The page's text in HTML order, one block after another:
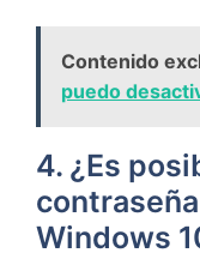
Contenido
puedo
4. ¿Es
Windows